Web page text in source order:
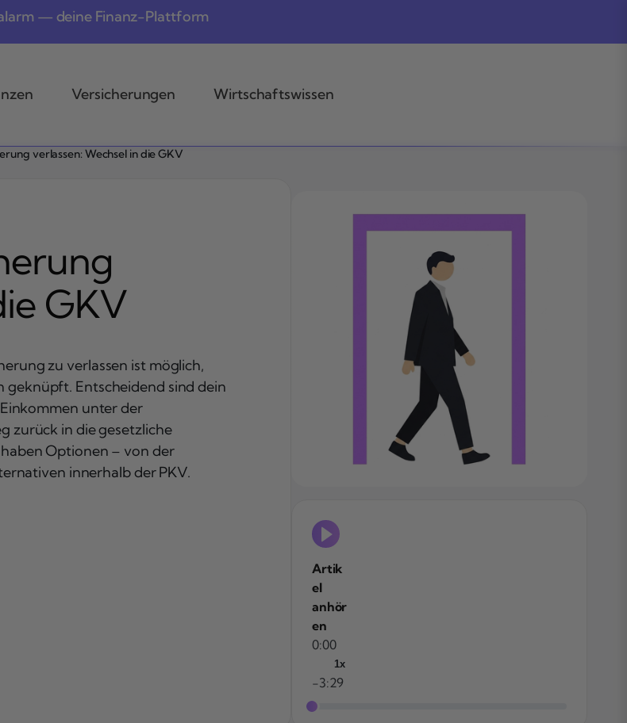
— deine Finanz-Plattform
Versicherungen Wirtschaftswissen
verlassen: Wechsel in die GKV
GKV
zu verlassen ist möglich,
geknüpft. Entscheidend sind dein
unter der
zurück in die gesetzliche
Optionen – von der
innerhalb der PKV.
Artik
el
anhör
en
0:00
1x
-3:29